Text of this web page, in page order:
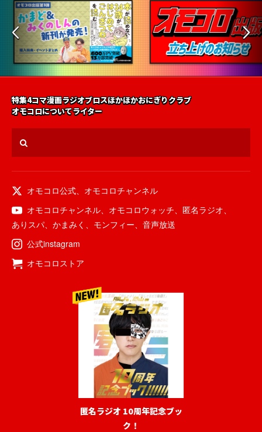
特集4コマ漫画ラジオブロスほかほかおにぎりクラブ
オモコロについてライター
オモコロ公式、 オモコロチャンネル
オモコロチャンネル、 オモコロウォッチ、 匿名ラジオ、
ありスパ、 かまみく 、 モンフィー、 音声放送
公式instagram
オモコロストア
匿名ラジオ 10周年記念ブッ
ク！